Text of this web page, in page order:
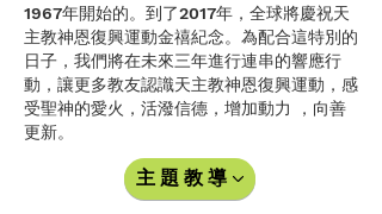
1967年開始的。到了2017年，全球將慶祝天
主教神恩復興運動金禧紀念。為配合這特別的
日子，我們將在未來三年進行連串的響應行
動，讓更多教友認識天主教神恩復興運動，感
受聖神的愛火，活潑信德，增加動力 ，向善
更新。
主題教導